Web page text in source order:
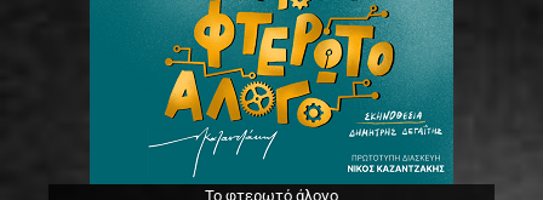
Το φτερωτό άλογο